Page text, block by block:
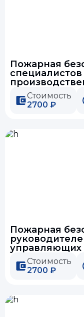
Пожарная
Стоимость
2700 ₽
Пожарная
управляющих
Стоимость
2700 ₽